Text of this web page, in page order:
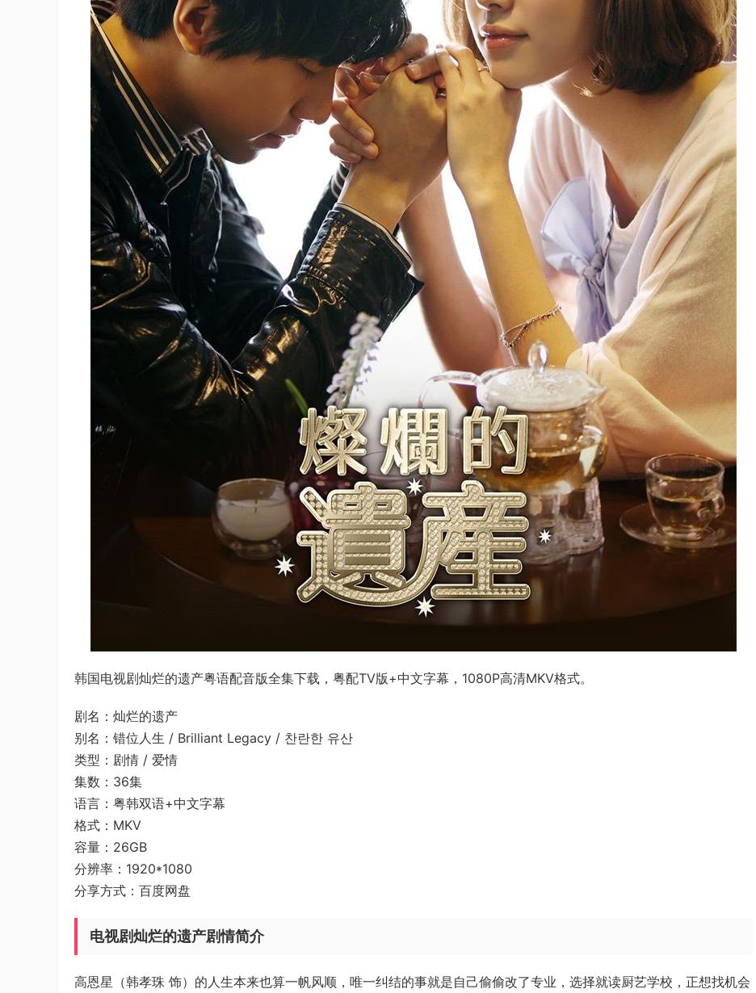
韩国电视剧灿烂的遗产粤语配音版全集下载，粤配TV版+中文字幕，1080P高清MKV格式。
剧名：灿烂的遗产
别名：错位人生 / Brilliant Legacy / 찬란한 유산
类型：剧情 / 爱情
集数：36集
语言：粤韩双语+中文字幕
格式：MKV
容量：26GB
分辨率：1920*1080
分享方式：百度网盘
电视剧灿烂的遗产剧情简介
高恩星（韩孝珠 饰）的人生本来也算一帆风顺，唯一纠结的事就是自己偷偷改了专业，选择就读厨艺学校，正想找机会